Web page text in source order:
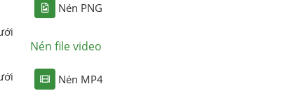
Nén PNG
Nén file video
Nén MP4